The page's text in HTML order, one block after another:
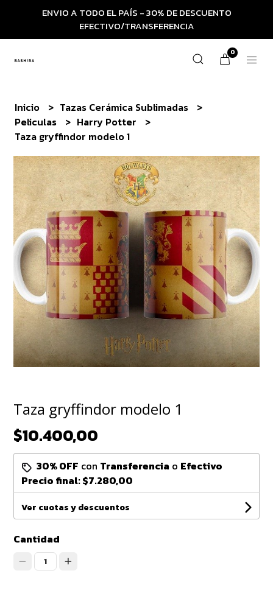
ENVIO A TODO EL PAÍS - 30% DE DESCUENTO
EFECTIVO/TRANSFERENCIA
0
Inicio
Tazas Cerámica Sublimadas
Peliculas
Harry Potter
Taza gryffindor modelo 1
Taza gryffindor modelo 1
$10.400,00
30% OFF con Transferencia o Efectivo
Precio final:$7.280,00
Ver cuotas y descuentos
Cantidad
1